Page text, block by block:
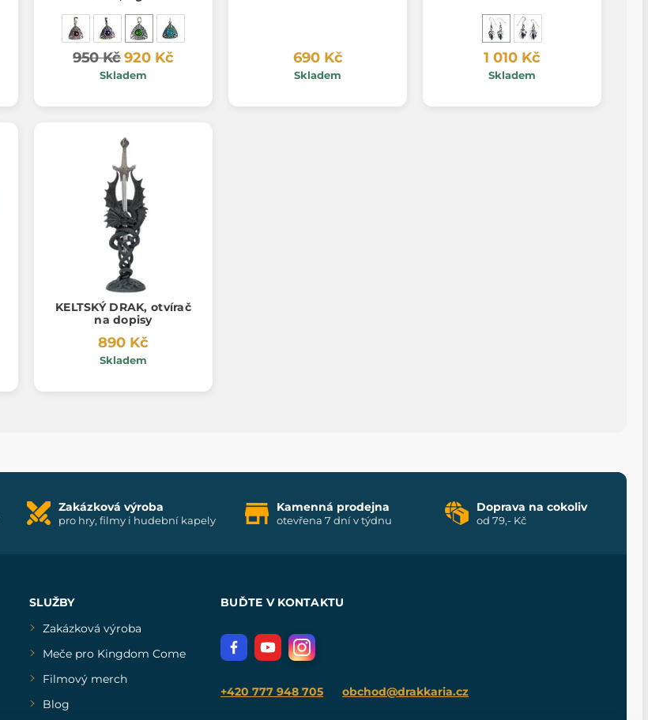
950 Kč920 Kč
Skladem
690 Kč
Skladem
1 010 Kč
Skladem
KELTSKÝ DRAK, otvírač
na dopisy
890 Kč
Skladem
Zakázková výroba
pro hry, filmy i hudební kapely
Kamenná prodejna
otevřena 7 dní v týdnu
Doprava na cokoliv
od 79,- Kč
SLUŽBY
Zakázková výroba
Meče pro Kingdom Come
Filmový merch
Blog
BUĎTE V KONTAKTU
+420 777 948 705 obchod@drakkaria.cz